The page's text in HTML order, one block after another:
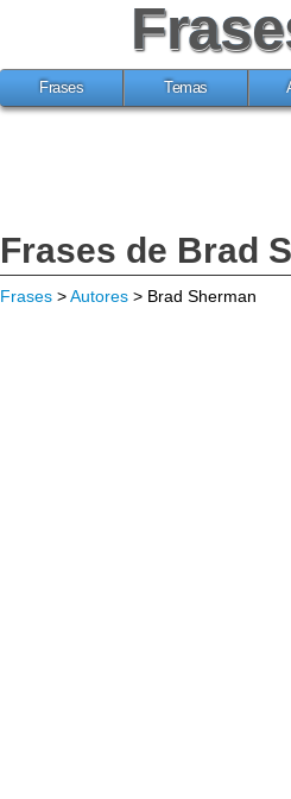
Frases Temas
Frases de Brad
Frases >Autores > Brad Sherman